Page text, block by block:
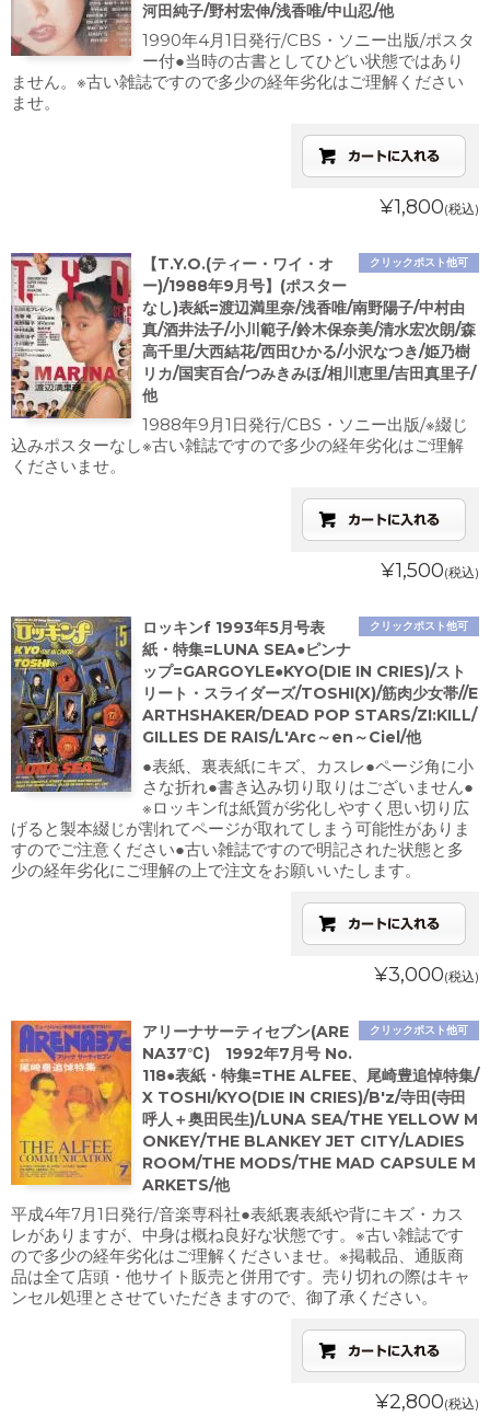
河田純子/野村宏伸/浅香唯/中山忍/他
1990年4月1日発行/CBS・ソニー出版/ポスタ
ー付●当時の古書としてひどい状態ではあり
ません。※古い雑誌ですので多少の経年劣化はご理解ください
ませ。
¥1,800(税込)
クリックポスト他可
【T.Y.O.(ティー・ワイ・オ
ー)/1988年9月号】(ポスター
なし)表紙=渡辺満里奈/浅香唯/南野陽子/中村由
真/酒井法子/小川範子/鈴木保奈美/清水宏次朗/森
高千里/大西結花/西田ひかる/小沢なつき/姫乃樹
リカ/国実百合/つみきみほ/相川恵里/吉田真里子/
他
1988年9月1日発行/CBS・ソニー出版/※綴じ
込みポスターなし※古い雑誌ですので多少の経年劣化はご理解
くださいませ。
¥1,500(税込)
クリックポスト他可
ロッキンf 1993年5月号表
紙・特集=LUNA SEA●ピンナ
ップ=GARGOYLE●KYO(DIE IN CRIES)/スト
リート・スライダーズ/TOSHI(X)/筋肉少女帯//E
ARTHSHAKER/DEAD POP STARS/ZI:KILL/
GILLES DE RAIS/L'Arc～en～Ciel/他
●表紙、裏表紙にキズ、カスレ●ページ角に小
さな折れ●書き込み切り取りはございません●
※ロッキンfは紙質が劣化しやすく思い切り広
げると製本綴じが割れてページが取れてしまう可能性がありま
すのでご注意ください●古い雑誌ですので明記された状態と多
少の経年劣化にご理解の上で注文をお願いいたします。
¥3,000(税込)
クリックポスト他可
アリーナサーティセブン(ARE
NA37℃) 1992年7月号 No.
118●表紙・特集=THE ALFEE、尾崎豊追悼特集/
X TOSHI/KYO(DIE IN CRIES)/B'z/寺田(寺田
呼人＋奥田民生)/LUNA SEA/THE YELLOW M
ONKEY/THE BLANKEY JET CITY/LADIES
ROOM/THE MODS/THE MAD CAPSULE M
ARKETS/他
平成4年7月1日発行/音楽専科社●表紙裏表紙や背にキズ・カス
レがありますが、中身は概ね良好な状態です。※古い雑誌です
ので多少の経年劣化はご理解くださいませ。※掲載品、通販商
品は全て店頭・他サイト販売と併用です。売り切れの際はキャ
ンセル処理とさせていただきますので、御了承ください。
¥2,800(税込)